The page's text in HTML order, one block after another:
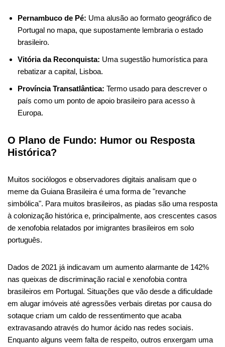
Pernambuco de Pé: Uma alusão ao formato geográfico de
Portugal no mapa, que supostamente lembraria o estado
brasileiro.
Vitória da Reconquista: Uma sugestão humorística para
rebatizar a capital, Lisboa.
Província Transatlântica: Termo usado para descrever o
país como um ponto de apoio brasileiro para acesso à
Europa.
O Plano de Fundo: Humor ou Resposta
Histórica?
Muitos sociólogos e observadores digitais analisam que o
meme da Guiana Brasileira é uma forma de "revanche
simbólica". Para muitos brasileiros, as piadas são uma resposta
à colonização histórica e, principalmente, aos crescentes casos
de xenofobia relatados por imigrantes brasileiros em solo
português.
Dados de 2021 já indicavam um aumento alarmante de 142%
nas queixas de discriminação racial e xenofobia contra
brasileiros em Portugal. Situações que vão desde a dificuldade
em alugar imóveis até agressões verbais diretas por causa do
sotaque criam um caldo de ressentimento que acaba
extravasando através do humor ácido nas redes sociais.
Enquanto alguns veem falta de respeito, outros enxergam uma